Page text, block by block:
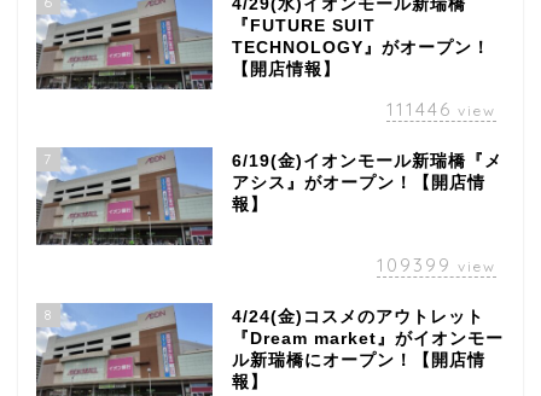
4/29(水)イオンモール新瑞橋
『FUTURE SUIT
TECHNOLOGY』がオープン！
【開店情報】
111446 view
7
6/19(金)イオンモール新瑞橋『メ
アシス』がオープン！【開店情
報】
109399 view
8
4/24(金)コスメのアウトレット
『Dream market』がイオンモー
ル新瑞橋にオープン！【開店情
報】